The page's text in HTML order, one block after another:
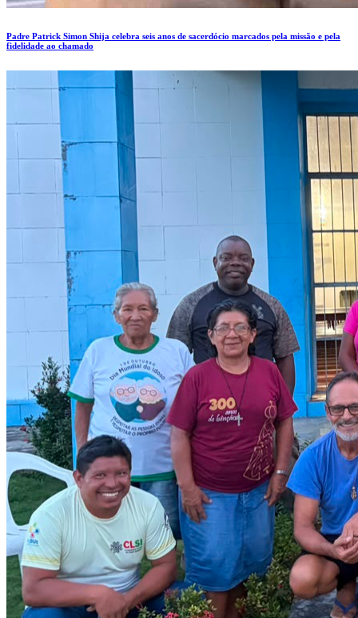
Padre Patrick Simon Shija celebra seis anos de sacerdócio marcados pela missão e pela
fidelidade ao chamado